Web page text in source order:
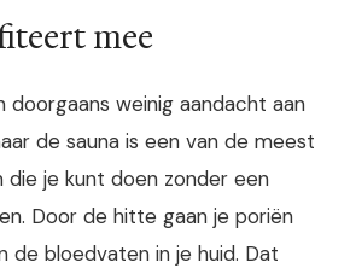
mee
doorgaans weinig aandacht aan
de sauna is een van de meest
je kunt doen zonder een
Door de hitte gaan je poriën
de bloedvaten in je huid. Dat